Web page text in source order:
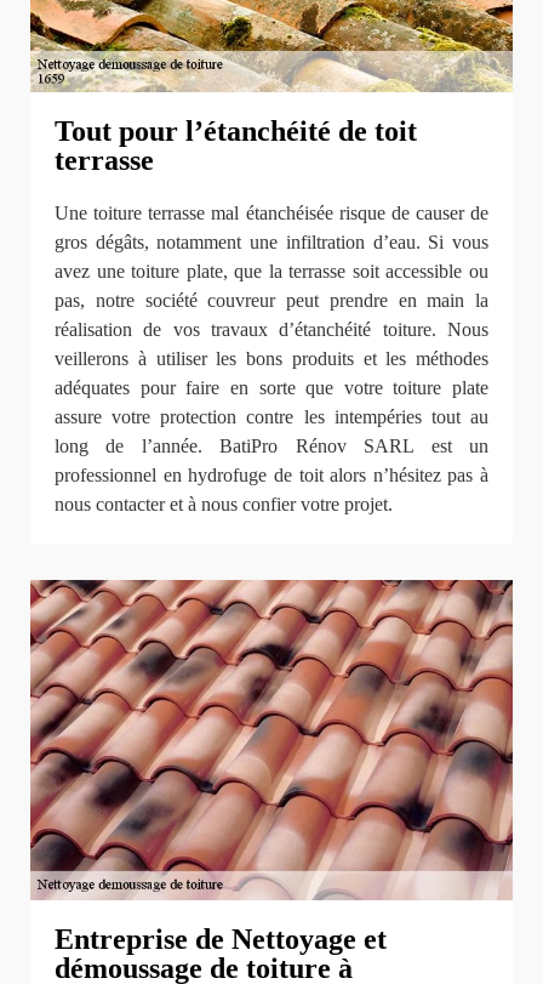
Tout pour l’étanchéité de toit
terrasse
Une toiture terrasse mal étanchéisée risque de causer de
gros dégâts, notamment une infiltration d’eau. Si vous
avez une toiture plate, que la terrasse soit accessible ou
pas, notre société couvreur peut prendre en main la
réalisation de vos travaux d’étanchéité toiture. Nous
veillerons à utiliser les bons produits et les méthodes
adéquates pour faire en sorte que votre toiture plate
assure votre protection contre les intempéries tout au
long de l’année. BatiPro Rénov SARL est un
professionnel en hydrofuge de toit alors n’hésitez pas à
nous contacter et à nous confier votre projet.
Entreprise de Nettoyage et
démoussage de toiture à